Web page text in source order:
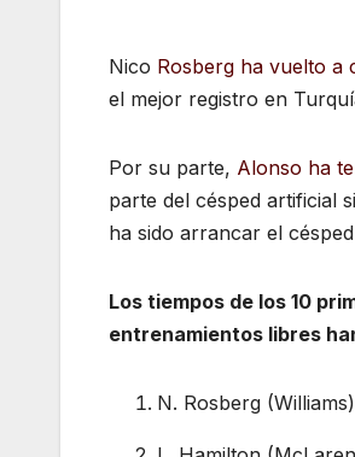
Nico Rosberg ha vuelto a
el mejor registro en
Por su parte, Alonso ha
parte del césped artificial
ha sido arrancar el
Los tiempos de los 10
entrenamientos libres
N. Rosberg